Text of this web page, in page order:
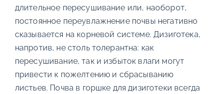
длительное пересушивание или, наоборот,
постоянное переувлажнение почвы негативно
сказывается на корневой системе. Дизиготека,
напротив, не столь толерантна: как
пересушивание, так и избыток влаги могут
привести к пожелтению и сбрасыванию
листьев. Почва в горшке для дизиготеки всегда